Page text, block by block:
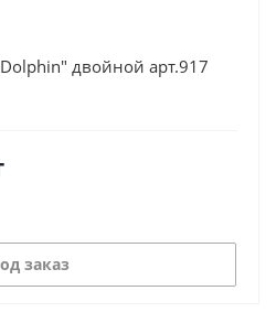
двойной арт.917
заказ